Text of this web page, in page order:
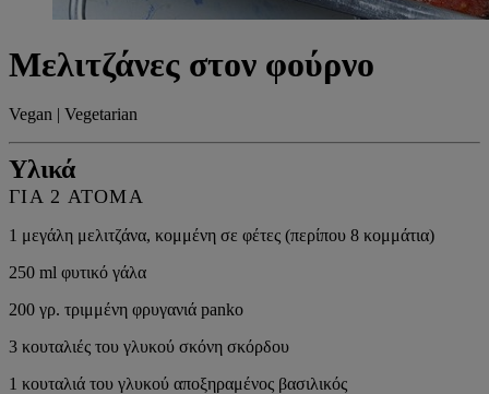
Μελιτζάνες στον φούρνο
Vegan | Vegetarian
Υλικά
ΓΙΑ 2 ΑΤΟΜΑ
1 μεγάλη μελιτζάνα, κομμένη σε φέτες (περίπου 8 κομμάτια)
250 ml φυτικό γάλα
200 γρ. τριμμένη φρυγανιά panko
3 κουταλιές του γλυκού σκόνη σκόρδου
1 κουταλιά του γλυκού αποξηραμένος βασιλικός